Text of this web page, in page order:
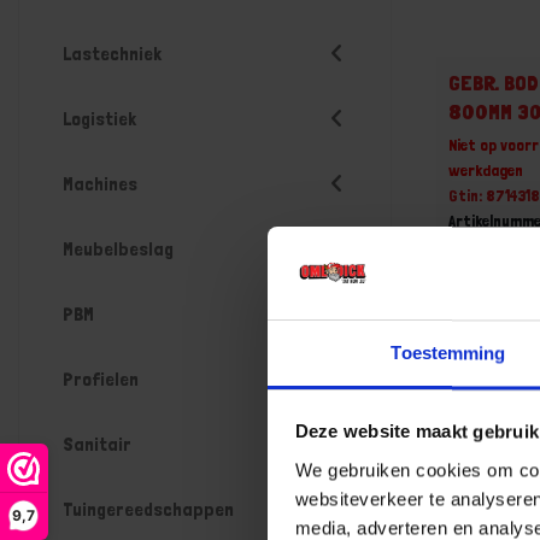
Toestemming
Deze website maakt
We gebruiken cookies om
websiteverkeer te
media, adverteren en
9,7
Lastechniek
Logistiek
Machines
Meubelbeslag
PBM
Profielen
Sanitair
Tuingereedschappen
GEBR.
800MM
Niet op
werkdagen
Gtin:
-
Bestel